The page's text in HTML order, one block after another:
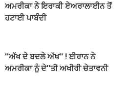
ਅਮਰੀਕਾ ਨੇ ਇਰਾਕੀ ਏਅਰਾਲਾਈਨ ਤੋਂ
ਹਟਾਈ ਪਾਬੰਦੀ
''ਅੱਖ ਦੇ ਬਦਲੇ ਅੱਖ'' ! ਈਰਾਨ ਨੇ
ਅਮਰੀਕਾ ਨੂੰ ਦੇ''ਤੀ ਅਖੀਰੀ ਚੇਤਾਵਨੀ